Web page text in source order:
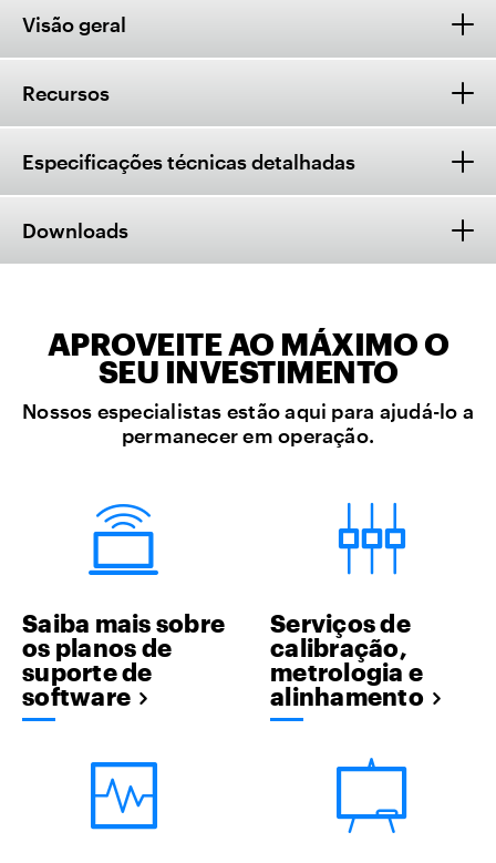
Visão geral
Recursos
Especificações técnicas detalhadas
Downloads
APROVEITE AO MÁXIMO O
SEU INVESTIMENTO
Nossos especialistas estão aqui para ajudá-lo a
permanecer em operação.
Saiba mais sobre
os planos de
suporte de
software
Serviços de
calibração,
metrologia e
alinhamento